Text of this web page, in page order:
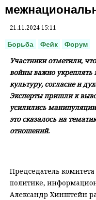
21.11.2024 15:11
Борьба Фейк Форум
Участники отметили,
войны важно
культуру, согласие и
Эксперты пришли к
усилились
это сказалось на
отношений.
Председатель
политике,
Александр Хинштейн